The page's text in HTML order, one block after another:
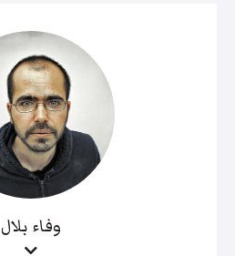
وفاء بلال